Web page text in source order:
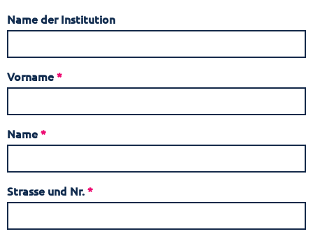
Name der Institution
Vorname*
Name*
Strasse und Nr.*